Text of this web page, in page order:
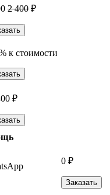
2 400 ₽
к стоимости
₽
0 ₽
Заказать